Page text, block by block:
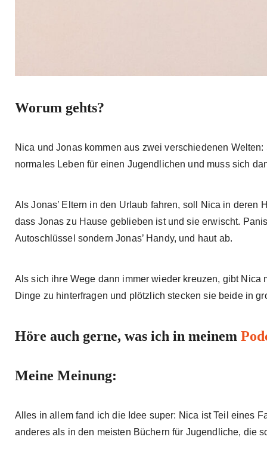
Worum gehts?
Nica und Jonas kommen aus zwei verschiedenen
normales Leben für einen Jugendlichen und muss sich
Als Jonas’ Eltern in den Urlaub fahren, soll Nica in deren
dass Jonas zu Hause geblieben ist und sie erwischt.
Autoschlüssel sondern Jonas’ Handy, und haut ab.
Als sich ihre Wege dann immer wieder kreuzen, gibt
Dinge zu hinterfragen und plötzlich stecken sie beide in
Höre auch gerne, was ich in meinem
Meine Meinung:
Alles in allem fand ich die Idee super: Nica ist Teil eines
anderes als in den meisten Büchern für Jugendliche, die